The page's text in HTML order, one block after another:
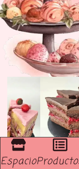
Espacio